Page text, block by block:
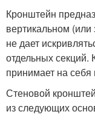
Кронштейн
вертикальном
не дает
отдельных
принимает на
Стеновой
из следующих